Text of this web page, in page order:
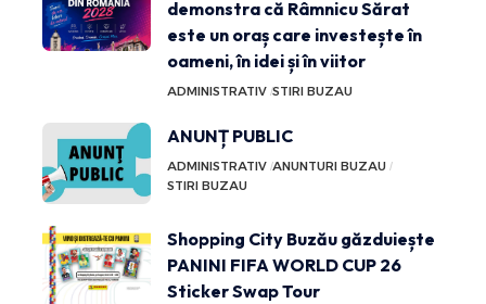
demonstra că Râmnicu Sărat
este un oraș care investește în
oameni, în idei și în viitor
ADMINISTRATIV STIRI BUZAU
ANUNȚ PUBLIC
ADMINISTRATIV ANUNTURI BUZAU
STIRI BUZAU
Shopping City Buzău găzduiește
PANINI FIFA WORLD CUP 26
Sticker Swap Tour